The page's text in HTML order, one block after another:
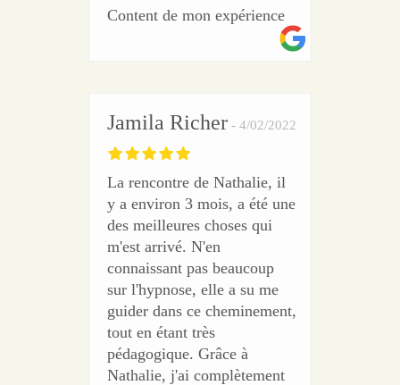
Content de mon expérience
Jamila Richer 4/02/2022
La rencontre de Nathalie, il
y a environ 3 mois, a été une
des meilleures choses qui
m'est arrivé. N'en
connaissant pas beaucoup
sur l'hypnose, elle a su me
guider dans ce cheminement,
tout en étant très
pédagogique. Grâce à
Nathalie, j'ai complètement